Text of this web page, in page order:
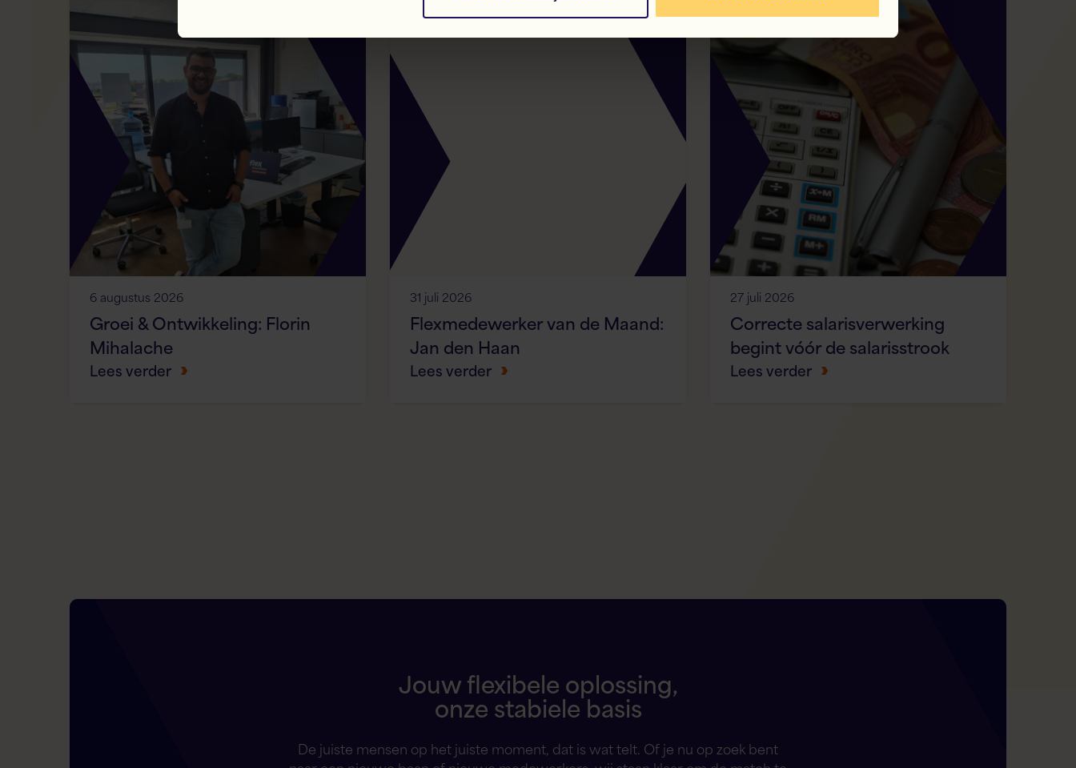
6 augustus 2026
Groei & Ontwikkeling: Florin
Mihalache
Lees verder
31 juli 2026
Flexmedewerker van de Maand:
Jan den Haan
Lees verder
27 juli 2026
Correcte salarisverwerking
begint vóór de salarisstrook
Lees verder
Jouw flexibele oplossing,
onze stabiele basis
De juiste mensen op het juiste moment, dat is wat telt. Of je nu op zoek bent